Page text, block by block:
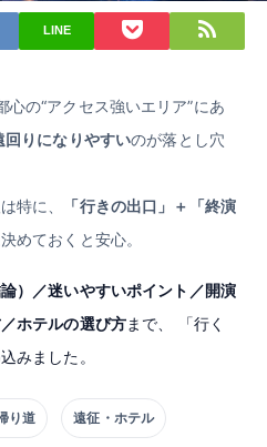
LINE
心の“アクセス強いエリア”にあ
回りになりやすいのが落とし穴
特に、
「行きの出口」＋「終演
めておくと安心。
）／迷いやすいポイント／開演
ホテルの選び方まで、 「行く
みました。
り道 遠征・ホテル